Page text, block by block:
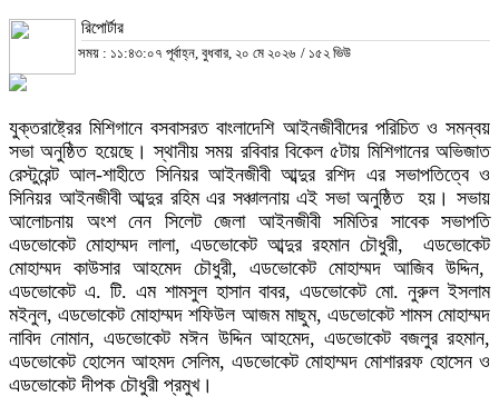
রিপোর্টার
সময় : ১১:৪৩:০৭ পূর্বাহ্ন, বুধবার, ২০ মে ২০২৬ / ১৫২ ভিউ
যুক্তরাষ্ট্রের মিশিগানে বসবাসরত বাংলাদেশি আইনজীবীদের পরিচিত ও সমন্বয়
সভা অনুষ্ঠিত হয়েছে। স্থানীয় সময় রবিবার বিকেল ৫টায় মিশিগানের অভিজাত
রেস্টুরেন্ট আল-শাহীতে সিনিয়র আইনজীবী আব্দুর রশিদ এর সভাপতিত্বে ও
সিনিয়র আইনজীবী আব্দুর রহিম এর সঞ্চালনায় এই সভা অনুষ্ঠিত হয়। সভায়
আলোচনায় অংশ নেন সিলেট জেলা আইনজীবী সমিতির সাবেক সভাপতি
এডভোকেট মোহাম্মদ লালা, এডভোকেট আব্দুর রহমান চৌধুরী, এডভোকেট
মোহাম্মদ কাউসার আহমেদ চৌধুরী, এডভোকেট মোহাম্মদ আজিব উদ্দিন,
এডভোকেট এ. টি. এম শামসুল হাসান বাবর, এডভোকেট মো. নুরুল ইসলাম
মইনুল, এডভোকেট মোহাম্মদ শফিউল আজম মাছুম, এডভোকেট শামস মোহাম্মদ
নাবিদ নোমান, এডভোকেট মঈন উদ্দিন আহমেদ, এডভোকেট বজলুর রহমান,
এডভোকেট হোসেন আহমদ সেলিম, এডভোকেট মোহাম্মদ মোশাররফ হোসেন ও
এডভোকেট দীপক চৌধুরী প্রমুখ।